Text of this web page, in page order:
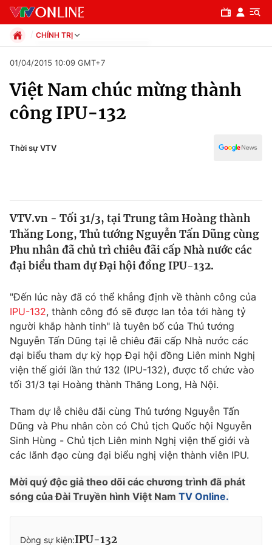
Chuyên mục
Chính trị
Xã hội
Y tế
Thế giới
Thế giới đó đây
Câu chuyện quốc tế
Kinh tế
Tài chính
Thị trường
Góc doanh nghiệp
Dữ liệu và đời sống
Truyền hình
Phim VTV
Hậu trường
Nhân vật
Giải sao mai
Điện ảnh
Âm nhạc
Sao
Đời sống
Làm đẹp
Giáo dục
Tuyển sinh
Hitech Công nghệ tương lai
CHÍNH TRỊ
Xã hội
Pháp luật
Thể thao
Văn hóa - Giải trí
Giáo dục
01/04/2015 10:09 GMT+7
Việt Nam chúc mừng thành
công IPU-132
Thời sự VTV
VTV.vn - Tối 31/3, tại Trung tâm Hoàng thành
Thăng Long, Thủ tướng Nguyễn Tấn Dũng cùng
Phu nhân đã chủ trì chiêu đãi cấp Nhà nước các
đại biểu tham dự Đại hội đồng IPU-132.
"Đến lúc này đã có thể khẳng định về thành công của
IPU-132, thành công đó sẽ được lan tỏa tới hàng tỷ
người khắp hành tinh" là tuyên bố của Thủ tướng
Nguyễn Tấn Dũng tại lễ chiêu đãi cấp Nhà nước các
đại biểu tham dự kỳ họp Đại hội đồng Liên minh Nghị
viện thế giới lần thứ 132 (IPU-132), được tổ chức vào
tối 31/3 tại Hoàng thành Thăng Long, Hà Nội.
Tham dự lễ chiêu đãi cùng Thủ tướng Nguyễn Tấn
Dũng và Phu nhân còn có Chủ tịch Quốc hội Nguyễn
Sinh Hùng - Chủ tịch Liên minh Nghị viện thế giới và
các lãnh đạo cùng đại biểu nghị viện thành viên IPU.
Mời quý độc giả theo dõi các chương trình đã phát
sóng của Đài Truyền hình Việt Nam TV Online.
Dòng sự kiện:IPU-132